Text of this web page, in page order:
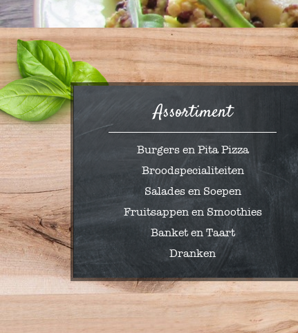
Assortiment
Burgers en Pita Pizza
Broodspecialiteiten
Salades en Soepen
Fruitsappen en Smoothies
Banket en Taart
Dranken